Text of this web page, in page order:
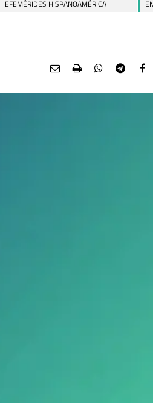
EFEMÉRIDES HISPANOAMÉRICA